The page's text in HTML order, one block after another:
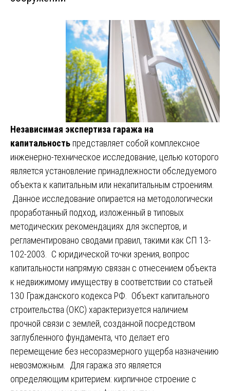
Независимая экспертиза гаража на
капитальность представляет собой комплексное
инженерно-техническое исследование, целью которого
является установление принадлежности обследуемого
объекта к капитальным или некапитальным строениям.
Данное исследование опирается на методологически
проработанный подход, изложенный в типовых
методических рекомендациях для экспертов, и
регламентировано сводами правил, такими как СП 13-
102-2003. С юридической точки зрения, вопрос
капитальности напрямую связан с отнесением объекта
к недвижимому имуществу в соответствии со статьей
130 Гражданского кодекса РФ. Объект капитального
строительства (ОКС) характеризуется наличием
прочной связи с землей, созданной посредством
заглубленного фундамента, что делает его
перемещение без несоразмерного ущерба назначению
невозможным. Для гаража это является
определяющим критерием: кирпичное строение с